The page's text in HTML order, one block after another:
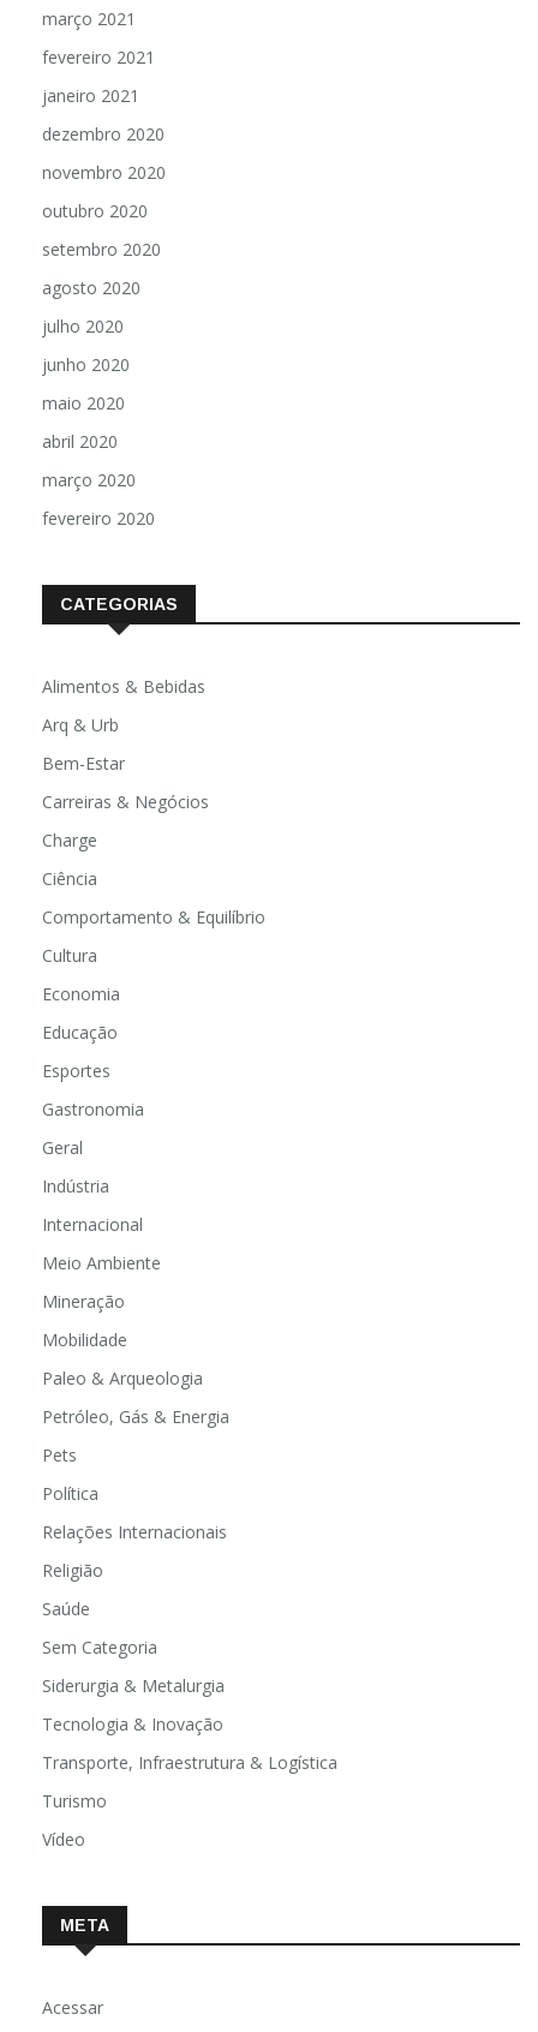
março 2021
fevereiro 2021
janeiro 2021
dezembro 2020
novembro 2020
outubro 2020
setembro 2020
agosto 2020
julho 2020
junho 2020
maio 2020
abril 2020
março 2020
fevereiro 2020
CATEGORIAS
Alimentos & Bebidas
Arq & Urb
Bem-Estar
Carreiras & Negócios
Charge
Ciência
Comportamento & Equilíbrio
Cultura
Economia
Educação
Esportes
Gastronomia
Geral
Indústria
Internacional
Meio Ambiente
Mineração
Mobilidade
Paleo & Arqueologia
Petróleo, Gás & Energia
Pets
Política
Relações Internacionais
Religião
Saúde
Sem Categoria
Siderurgia & Metalurgia
Tecnologia & Inovação
Transporte, Infraestrutura & Logística
Turismo
Vídeo
META
Acessar